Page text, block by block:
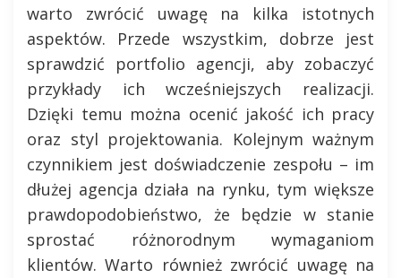
warto zwrócić uwagę na kilka istotnych
aspektów. Przede wszystkim, dobrze jest
sprawdzić portfolio agencji, aby zobaczyć
przykłady ich wcześniejszych realizacji.
Dzięki temu można ocenić jakość ich pracy
oraz styl projektowania. Kolejnym ważnym
czynnikiem jest doświadczenie zespołu – im
dłużej agencja działa na rynku, tym większe
prawdopodobieństwo, że będzie w stanie
sprostać różnorodnym wymaganiom
klientów. Warto również zwrócić uwagę na